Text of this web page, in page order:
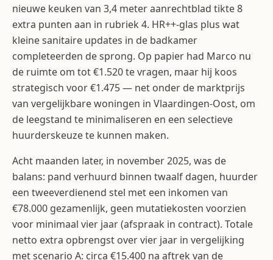
nieuwe keuken van 3,4 meter aanrechtblad tikte 8
extra punten aan in rubriek 4. HR++-glas plus wat
kleine sanitaire updates in de badkamer
completeerden de sprong. Op papier had Marco nu
de ruimte om tot €1.520 te vragen, maar hij koos
strategisch voor €1.475 — net onder de marktprijs
van vergelijkbare woningen in Vlaardingen-Oost, om
de leegstand te minimaliseren en een selectieve
huurderskeuze te kunnen maken.
Acht maanden later, in november 2025, was de
balans: pand verhuurd binnen twaalf dagen, huurder
een tweeverdienend stel met een inkomen van
€78.000 gezamenlijk, geen mutatiekosten voorzien
voor minimaal vier jaar (afspraak in contract). Totale
netto extra opbrengst over vier jaar in vergelijking
met scenario A: circa €15.400 na aftrek van de